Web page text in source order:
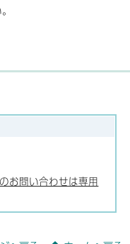
お問い合わせは専用